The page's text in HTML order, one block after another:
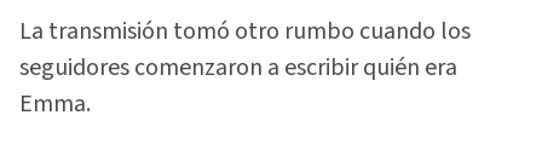
La transmisión tomó otro rumbo cuando los
seguidores comenzaron a escribir quién era
Emma.